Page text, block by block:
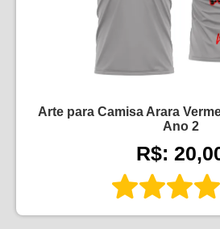
Arte para Camisa Arara
Ano 2
R$: